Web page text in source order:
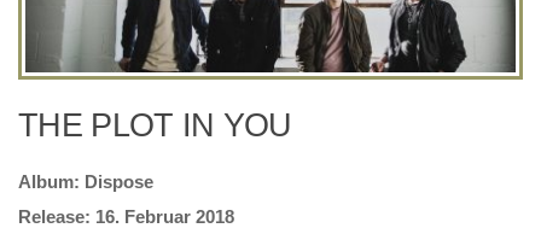
THE PLOT IN YOU
Dispose
16. Februar 2018